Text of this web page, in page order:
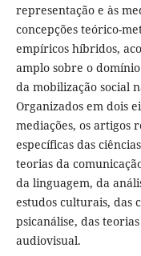
representação e às
concepções teórico-
empíricos híbridos,
amplo sobre o
da mobilização social
Organizados em dois
mediações, os artigos
específicas das
teorias da
da linguagem, da
estudos culturais, das
psicanálise, das
audiovisual.